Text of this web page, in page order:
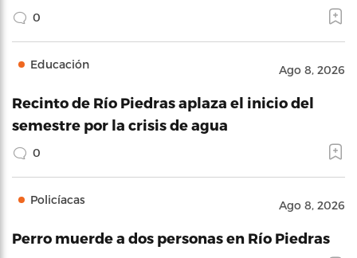
0
Educación Ago 8, 2026
Recinto de Río Piedras aplaza el inicio del
semestre por la crisis de agua
0
Policíacas Ago 8, 2026
Perro muerde a dos personas en Río Piedras